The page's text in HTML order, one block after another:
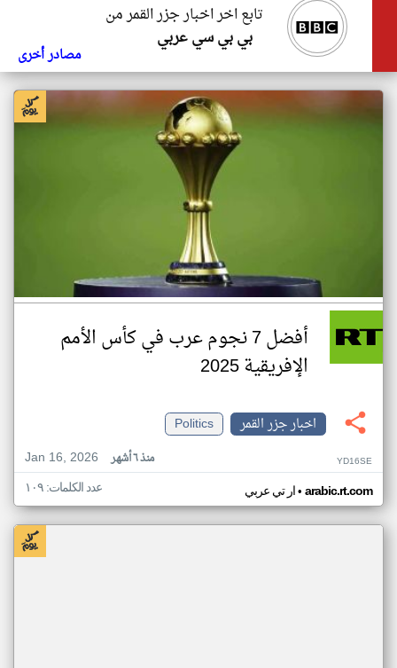
تابع اخر اخبار جزر القمر من
بي بي سي عربي
مصادر أخرى
أفضل 7 نجوم عرب في كأس الأمم
الإفريقية 2025
اخبار جزر القمر
Politics
Jan 16, 2026
منذ ٦ أشهر YD16SE
ار تي عربي• arabic.rt.com عدد الكلمات: ١٠٩